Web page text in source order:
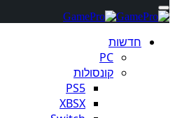
חדשות
PC
קונסולות
PS5
XBSX